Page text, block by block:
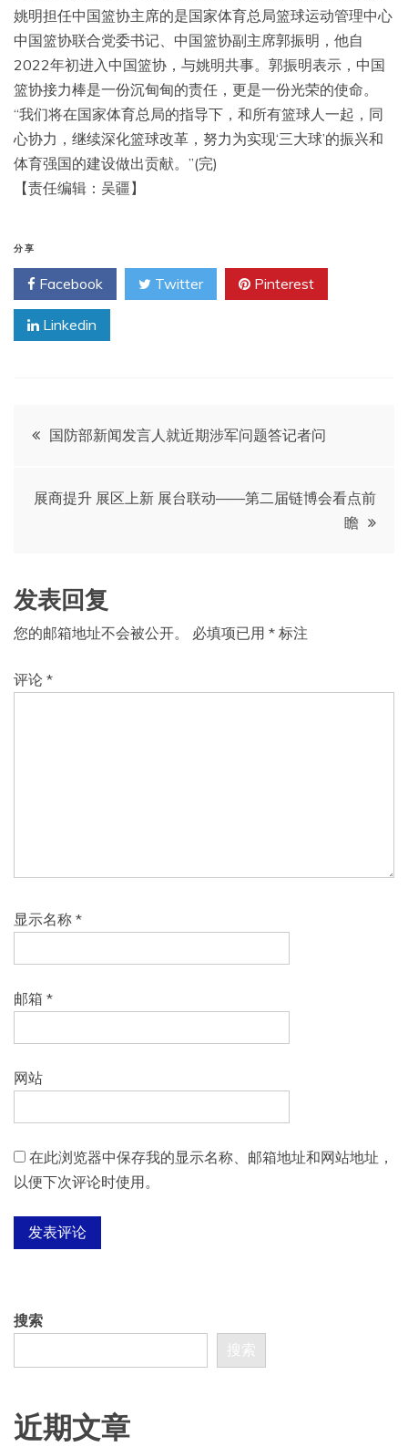
姚明担任中国篮协主席的是国家体育总局篮球运动管理中心
中国篮协联合党委书记、中国篮协副主席郭振明，他自
2022年初进入中国篮协，与姚明共事。郭振明表示，中国
篮协接力棒是一份沉甸甸的责任，更是一份光荣的使命。
“我们将在国家体育总局的指导下，和所有篮球人一起，同
心协力，继续深化篮球改革，努力为实现‘三大球’的振兴和
体育强国的建设做出贡献。”(完)
【责任编辑：吴疆】
分享
Facebook Twitter Pinterest
Linkedin
文 国防部新闻发言人就近期涉军问题答记者问
展商提升 展区上新 展台联动——第二届链博会看点前
瞻
发表回复
您的邮箱地址不会被公开。 必填项已用 * 标注
评论 *
显示名称 *
邮箱 *
网站
在此浏览器中保存我的显示名称、邮箱地址和网站地址，
以便下次评论时使用。
搜索
搜索
近期文章